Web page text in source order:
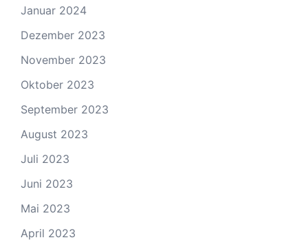
Januar 2024
Dezember 2023
November 2023
Oktober 2023
September 2023
August 2023
Juli 2023
Juni 2023
Mai 2023
April 2023